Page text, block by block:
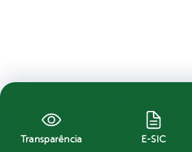
Transparência E-SIC